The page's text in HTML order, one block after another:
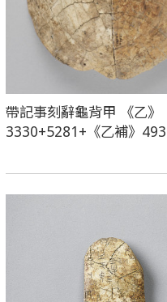
帶記事刻辭龜背甲 《乙》
3330+5281+《乙補》